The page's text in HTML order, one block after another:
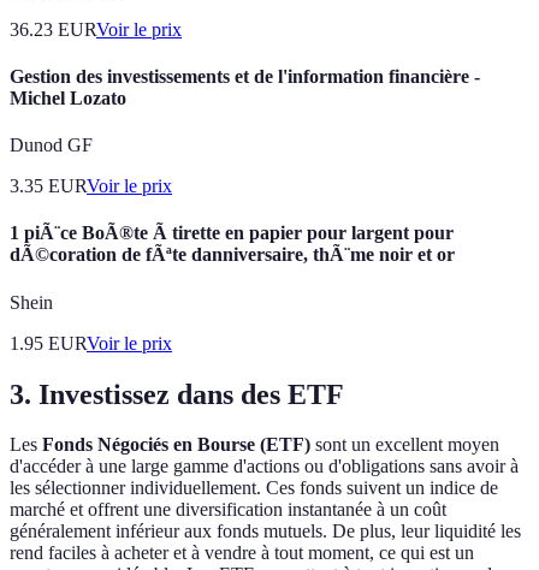
36.23 EURVoir le prix
Gestion des investissements et de l'information financière -
Michel Lozato
Dunod GF
3.35 EURVoir le prix
1 piÃ¨ce BoÃ®te Ã tirette en papier pour largent pour
dÃ©coration de fÃªte danniversaire, thÃ¨me noir et or
Shein
1.95 EURVoir le prix
3. Investissez dans des ETF
Les Fonds Négociés en Bourse (ETF) sont un excellent moyen
d'accéder à une large gamme d'actions ou d'obligations sans avoir à
les sélectionner individuellement. Ces fonds suivent un indice de
marché et offrent une diversification instantanée à un coût
généralement inférieur aux fonds mutuels. De plus, leur liquidité les
rend faciles à acheter et à vendre à tout moment, ce qui est un